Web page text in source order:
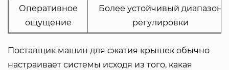
Оперативное
ощущение
Более устойчивый диапазон
регулировки
Поставщик машин для сжатия крышек обычно
настраивает системы исходя из того, какая